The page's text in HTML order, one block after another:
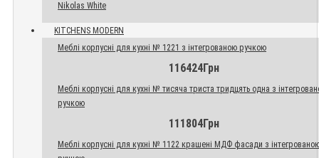
Nikolas White
KITCHENS MODERN
Меблі корпусні для кухні № 1221 з інтегрованою ручкою
116424Грн
Меблі корпусні для кухні № тисяча триста тридцять одна з
ручкою
111804Грн
Меблі корпусні для кухні № 1122 крашені МДФ фасади з